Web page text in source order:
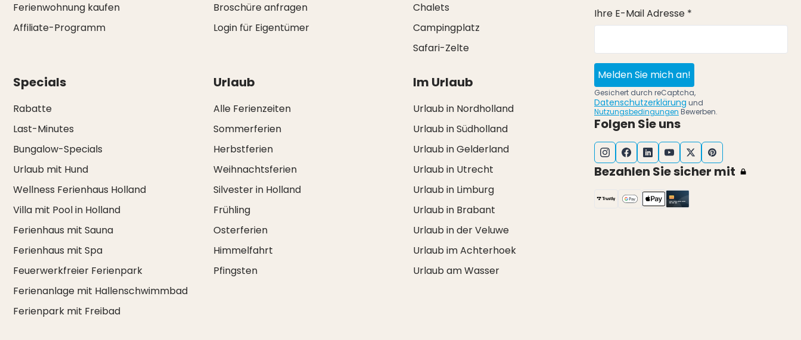
Ferienwohnung kaufen
Affiliate-Programm
Broschüre anfragen
Login für Eigentümer
Chalets
Campingplatz
Safari-Zelte
Specials
Rabatte
Last-Minutes
Bungalow-Specials
Urlaub mit Hund
Wellness Ferienhaus Holland
Villa mit Pool in Holland
Ferienhaus mit Sauna
Ferienhaus mit Spa
Feuerwerkfreier Ferienpark
Ferienanlage mit Hallenschwimmbad
Ferienpark mit Freibad
Urlaub
Alle Ferienzeiten
Sommerferien
Herbstferien
Weihnachtsferien
Silvester in Holland
Frühling
Osterferien
Himmelfahrt
Pfingsten
Im Urlaub
Urlaub in Nordholland
Urlaub in Südholland
Urlaub in Gelderland
Urlaub in Utrecht
Urlaub in Limburg
Urlaub in Brabant
Urlaub in der Veluwe
Urlaub im Achterhoek
Urlaub am Wasser
Ihre E-Mail Adresse *
Melden Sie mich an!
Gesichert durch reCaptcha,
Datenschutzerklärung und
Nutzungsbedingungen Bewerben.
Folgen Sie uns
Bezahlen Sie sicher mit